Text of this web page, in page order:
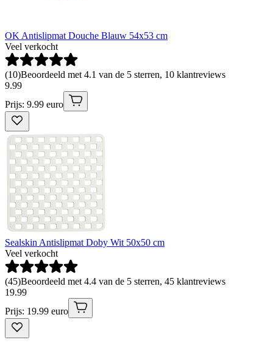
OK Antislipmat Douche Blauw 54x53 cm
Veel verkocht
(10)Beoordeeld met 4.1 van de 5 sterren, 10 klantreviews
9.99
Prijs: 9.99 euro
Sealskin Antislipmat Doby Wit 50x50 cm
Veel verkocht
(45)Beoordeeld met 4.4 van de 5 sterren, 45 klantreviews
19.99
Prijs: 19.99 euro